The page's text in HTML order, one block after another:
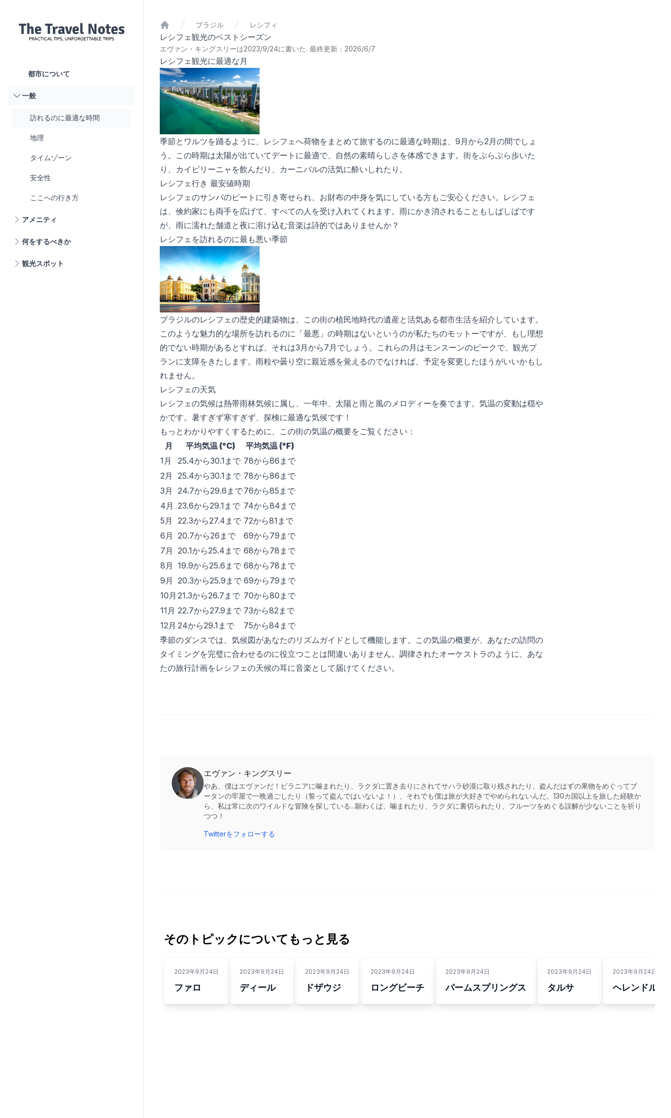
都市について
一般
訪れるのに最適な時間
地理
タイムゾーン
安全性
ここへの行き方
アメニティ
何をするべきか
観光スポット
ホーム
ブラジル レシフィ
レシフェ観光のベストシーズン
エヴァン・キングスリーは2023/9/24に書いた. 最終更新：2026/6/7
レシフェ観光に最適な月
季節とワルツを踊るように、レシフェへ荷物をまとめて旅するのに最適な時期は、9月から2月の間でしょ
う。この時期は太陽が出ていてデートに最適で、自然の素晴らしさを体感できます。街をぶらぶら歩いた
り、カイピリーニャを飲んだり、カーニバルの活気に酔いしれたり。
レシフェ行き 最安値時期
レシフェのサンバのビートに引き寄せられ、お財布の中身を気にしている方もご安心ください。レシフェ
は、倹約家にも両手を広げて、すべての人を受け入れてくれます。雨にかき消されることもしばしばです
が、雨に濡れた舗道と夜に溶け込む音楽は詩的ではありませんか？
レシフェを訪れるのに最も悪い季節
ブラジルのレシフェの歴史的建築物は、この街の植民地時代の遺産と活気ある都市生活を紹介しています。
このような魅力的な場所を訪れるのに「最悪」の時期はないというのが私たちのモットーですが、もし理想
的でない時期があるとすれば、それは3月から7月でしょう。これらの月はモンスーンのピークで、観光プ
ランに支障をきたします。雨粒や曇り空に親近感を覚えるのでなければ、予定を変更したほうがいいかもし
れません。
レシフェの天気
レシフェの気候は熱帯雨林気候に属し、一年中、太陽と雨と風のメロディーを奏でます。気温の変動は穏や
かです。暑すぎず寒すぎず、探検に最適な気候です！
もっとわかりやすくするために、この街の気温の概要をご覧ください：
月
平均気温 (°C)
平均気温 (°F)
1月
25.4から30.1まで 78から86まで
2月
25.4から30.1まで 78から86まで
3月
24.7から29.6まで76から85まで
4月 23.6から29.1まで 74から84まで
5月
22.3から27.4まで 72から81まで
6月 20.7から26まで
69から79まで
7月 20.1から25.4まで 68から78まで
8月 19.9から25.6まで 68から78まで
9月 20.3から25.9まで 69から79まで
10月 21.3から26.7まで 70から80まで
11月 22.7から27.9まで 73から82まで
12月 24から29.1まで
75から84まで
季節のダンスでは、気候図があなたのリズムガイドとして機能します。この気温の概要が、あなたの訪問の
タイミングを完璧に合わせるのに役立つことは間違いありません。調律されたオーケストラのように、あな
たの旅行計画をレシフェの天候の耳に音楽として届けてください。
エヴァン・キングスリー
やあ、僕はエヴァンだ！ピラニアに噛まれたり、ラクダに置き去りにされてサハラ砂漠に取り残されたり、盗んだはずの果物をめぐってブ
ータンの牢屋で一晩過ごしたり（誓って盗んではいないよ！）、それでも僕は旅が大好きでやめられないんだ。130カ国以上を旅した経験か
ら、私は常に次のワイルドな冒険を探している...願わくば、噛まれたり、ラクダに裏切られたり、フルーツをめぐる誤解が少ないことを祈り
つつ！
Twitterをフォローする
そのトピックについてもっと見る
2023年9月24日
ファロ
2023年9月24日
ディール
2023年9月24日
ドザウジ
2023年9月24日
ロングビーチ
2023年9月24日
パームスプリングス
2023年9月24日
タルサ
2023年9月24日
ヘレンドルン